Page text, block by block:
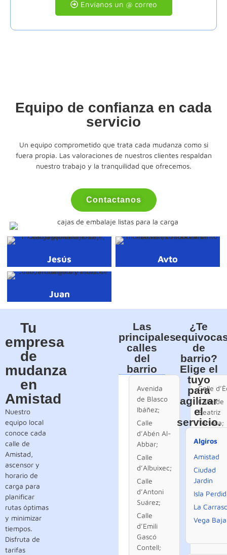
Envíanos un @ correo
Equipo de confianza en cada
servicio
Un equipo comprometido que trata cada mudanza como si
fuera propia. Las valoraciones de nuestros clientes respaldan
nuestro trabajo y la tranquilidad que ofrecemos.
Contactanos
Jesús Avto
Juan
Tu
empresa
de
mudanza
en
Amistad
Nuestro
equipo local
conoce cada
calle de
Amistad,
ascensor y
horario de
carga para
planificar
rutas óptimas
y minimizar
tiempos.
Disfruta de
tarifas
Las
principales
calles
del
barrio
Avenida
de Blasco
Ibáñez;
Calle
d’Abén Al-
Abbar;
Calle
d’Albuixec;
Calle
d’Antoni
Suárez;
Calle
d’Emili
Gascó
Contell;
Calle
Calle de
Beatriz
Tortosa;
Bèlgica;
Calle de
Calle de
¿Te
de
barrio?
Elige el
tuyo
para
agilizar
el
servicio.
Algiros
Amistad
Ciudad
Jardin
Isla
La
Vega Baja